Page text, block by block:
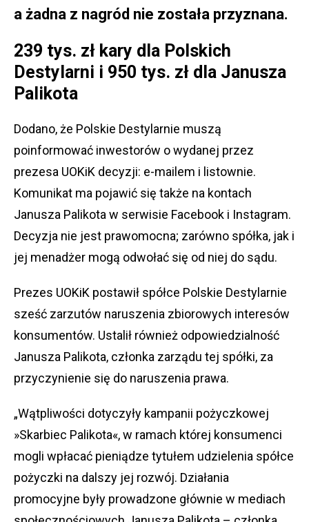
a żadna z nagród nie została przyznana.
239 tys. zł kary dla Polskich
Destylarni i 950 tys. zł dla Janusza
Palikota
Dodano, że Polskie Destylarnie muszą
poinformować inwestorów o wydanej przez
prezesa UOKiK decyzji: e-mailem i listownie.
Komunikat ma pojawić się także na kontach
Janusza Palikota w serwisie Facebook i Instagram.
Decyzja nie jest prawomocna; zarówno spółka, jak i
jej menadżer mogą odwołać się od niej do sądu.
Prezes UOKiK postawił spółce Polskie Destylarnie
sześć zarzutów naruszenia zbiorowych interesów
konsumentów. Ustalił również odpowiedzialność
Janusza Palikota, członka zarządu tej spółki, za
przyczynienie się do naruszenia prawa.
„Wątpliwości dotyczyły kampanii pożyczkowej
»Skarbiec Palikota«, w ramach której konsumenci
mogli wpłacać pieniądze tytułem udzielenia spółce
pożyczki na dalszy jej rozwój. Działania
promocyjne były prowadzone głównie w mediach